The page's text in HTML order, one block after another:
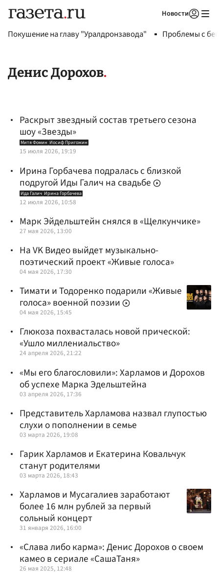
Новости
Покушение на главу "Уралдронзавода" Проблемы с
Денис Дорохов
Раскрыт звездный состав третьего сезона
шоу «Звезды»
Митя Фомин Иосиф Пригожин
15 июля 2026, 19:19
Ирина Горбачева подралась с близкой
подругой Иды Галич на свадьбе
Ида Галич Ирина Горбачева
12 июля 2026, 10:58
Марк Эйдельштейн снялся в «Щелкунчике»
27 мая 2026, 13:00
На VK Видео выйдет музыкально-
поэтический проект «Живые голоса»
04 мая 2026, 17:30
Тимати и Тодоренко подарили «Живые
голоса» военной поэзии
04 мая 2026, 15:45
Глюкоза похвасталась новой прической:
«Ушло миллениальство»
24 апреля 2026, 21:22
«Мы его благословили»: Харламов и Дорохов
об успехе Марка Эдельштейна
03 апреля 2026, 17:36
Представитель Харламова назвал глупостью
слухи о пополнении в семье
03 марта 2026, 19:08
Гарик Харламов и Екатерина Ковальчук
станут родителями
03 марта 2026, 18:43
Харламов и Мусагалиев заработают
более 16 млн рублей за первый
сольный концерт
31 января 2026, 16:00
«Слава либо карма»: Денис Дорохов о своем
камео в сериале «СашаТаня»
26 мая 2025, 12:48